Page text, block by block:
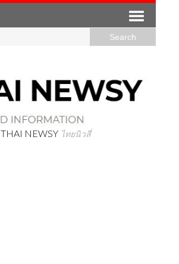
THAI NEWSY ไทยนิวสี่